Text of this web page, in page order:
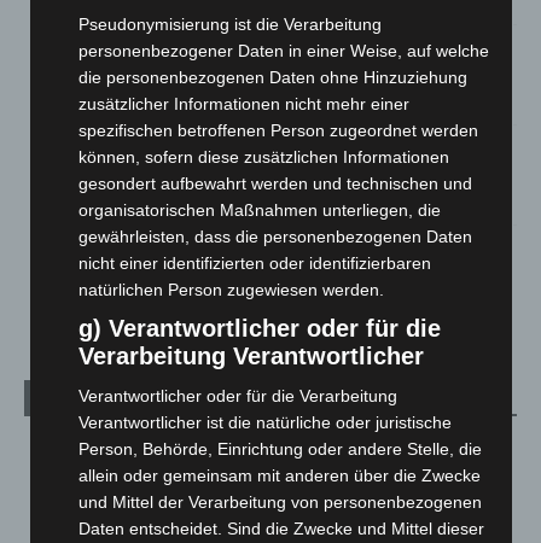
Hannover: Polizei stoppt 166 Trunkenheitsfahrten bei
Großkontrolle
2. August 2026
Hannover Klassik Open Air 2026: Französische Oper im
2. August 2026
Schwarz Digits und Zscaler starten souveräne Cloud-
Sicherheitsplattform für Europa
2. August 2026
Kategorien
Blaulicht
2.797
Corona-News
712
Hannover und Region
5.034
Pseudonymisierung ist die Verarbeitung
personenbezogener Daten in einer Weise, auf welche
die personenbezogenen Daten ohne Hinzuziehung
zusätzlicher Informationen nicht mehr einer
spezifischen betroffenen Person zugeordnet werden
können, sofern diese zusätzlichen Informationen
gesondert aufbewahrt werden und technischen und
organisatorischen Maßnahmen unterliegen, die
gewährleisten, dass die personenbezogenen Daten
nicht einer identifizierten oder identifizierbaren
natürlichen Person zugewiesen werden.
g) Verantwortlicher oder für die
Verarbeitung Verantwortlicher
Verantwortlicher oder für die Verarbeitung
Verantwortlicher ist die natürliche oder juristische
Person, Behörde, Einrichtung oder andere Stelle, die
allein oder gemeinsam mit anderen über die Zwecke
und Mittel der Verarbeitung von personenbezogenen
Daten entscheidet. Sind die Zwecke und Mittel dieser